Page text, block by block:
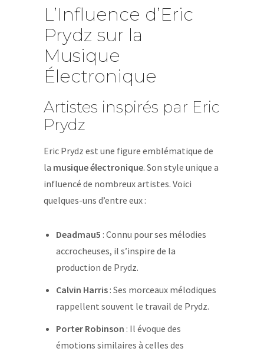
L’Influence d’Eric
Prydz sur la
Musique
Électronique
Artistes inspirés par Eric
Prydz
Eric Prydz est une figure emblématique de
la musique électronique. Son style unique a
influencé de nombreux artistes. Voici
quelques-uns d’entre eux :
Deadmau5 : Connu pour ses mélodies
accrocheuses, il s’inspire de la
production de Prydz.
Calvin Harris: Ses morceaux mélodiques
rappellent souvent le travail de Prydz.
Porter Robinson : Il évoque des
émotions similaires à celles des